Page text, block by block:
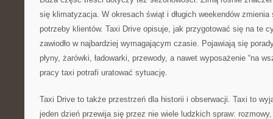
się klimatyzacja. W okresach świąt i długich weekendów
potrzeby klientów. Taxi Drive opisuje, jak przygotować się na te
zawiodło w najbardziej wymagającym czasie. Pojawiają się
płyny, żarówki, ładowarki, przewody, a nawet wyposażenie “na
pracy taxi potrafi uratować sytuację.
Taxi Drive to także przestrzeń dla historii i obserwacji. Taxi to
jeden dzień przewija się przez nie wiele ludzkich spraw: